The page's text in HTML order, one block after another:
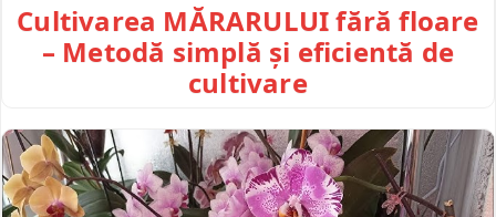
Cultivarea MĂRARULUI fără floare
– Metodă simplă și eficientă de
cultivare